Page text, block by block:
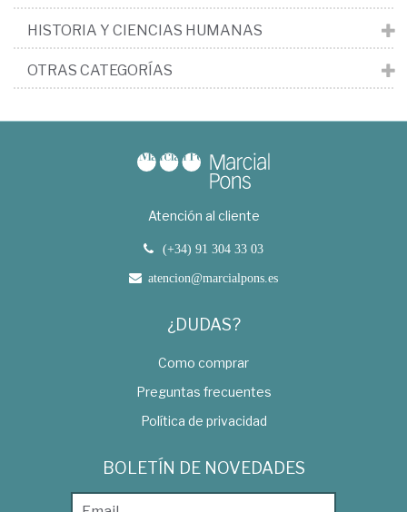
HISTORIA Y CIENCIAS HUMANAS
OTRAS CATEGORÍAS
Atención al cliente
(+34) 91 304 33 03
atencion@marcialpons.es
¿DUDAS?
Como comprar
Preguntas frecuentes
Política de privacidad
BOLETÍN DE NOVEDADES